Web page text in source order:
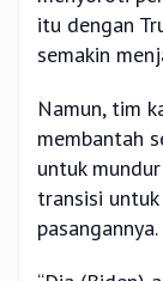
itu dengan
semakin
Namun, tim
membantah
untuk
transisi
pasangannya.